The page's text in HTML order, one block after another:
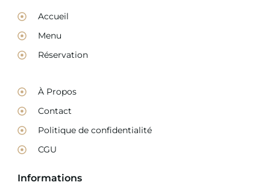
Accueil
Menu
Réservation
À Propos
Contact
Politique de confidentialité
CGU
Informations